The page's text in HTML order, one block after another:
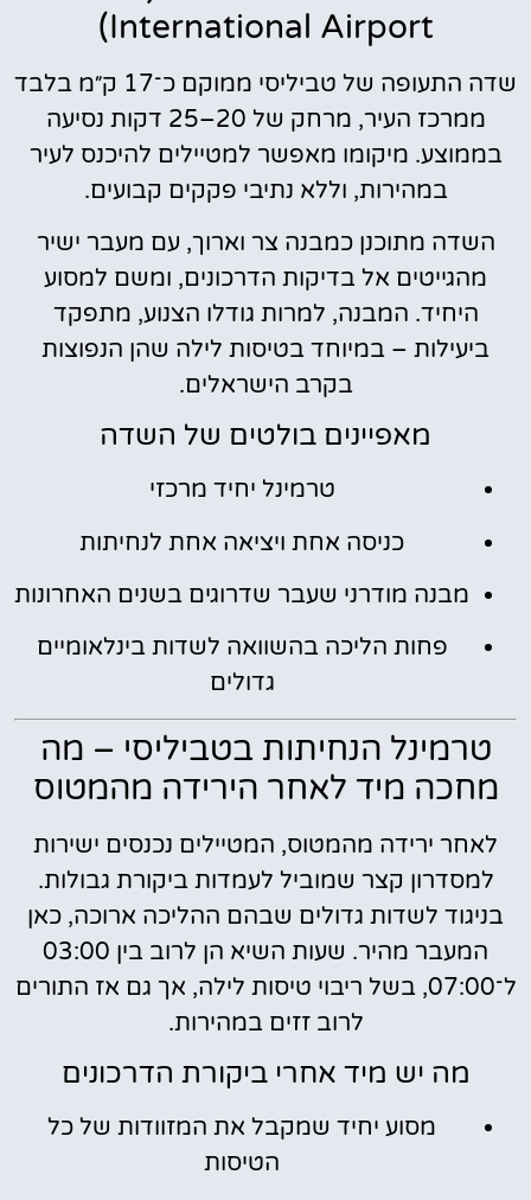
International Airport)
שדה התעופה של טביליסי ממוקם כ־17 ק״מ בלבד
ממרכז העיר, מרחק של 20–25 דקות נסיעה
בממוצע. מיקומו מאפשר למטיילים להיכנס לעיר
במהירות, וללא נתיבי פקקים קבועים.
השדה מתוכנן כמבנה צר וארוך, עם מעבר ישיר
מהגייטים אל בדיקות הדרכונים, ומשם למסוע
היחיד. המבנה, למרות גודלו הצנוע, מתפקד
ביעילות – במיוחד בטיסות לילה שהן הנפוצות
בקרב הישראלים.
מאפיינים בולטים של השדה
טרמינל יחיד מרכזי
כניסה אחת ויציאה אחת לנחיתות
מבנה מודרני שעבר שדרוגים בשנים האחרונות
פחות הליכה בהשוואה לשדות בינלאומיים
גדולים
טרמינל הנחיתות בטביליסי – מה
מחכה מיד לאחר הירידה מהמטוס
לאחר ירידה מהמטוס, המטיילים נכנסים ישירות
למסדרון קצר שמוביל לעמדות ביקורת גבולות.
בניגוד לשדות גדולים שבהם ההליכה ארוכה, כאן
המעבר מהיר. שעות השיא הן לרוב בין 03:00
ל־07:00, בשל ריבוי טיסות לילה, אך גם אז התורים
לרוב זזים במהירות.
מה יש מיד אחרי ביקורת הדרכונים
מסוע יחיד שמקבל את המזוודות של כל
הטיסות